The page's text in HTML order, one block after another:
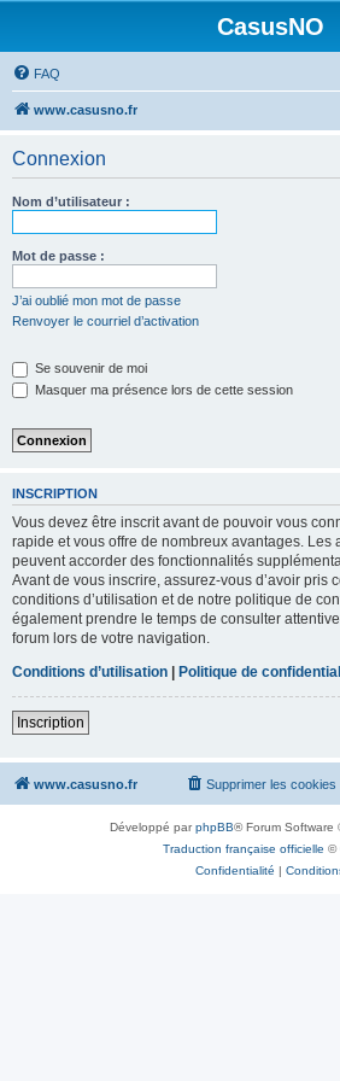
CasusNO
FAQ
www.casusno.fr
Connexion
Nom d’utilisateur :
Mot de passe :
J’ai oublié mon mot de passe
Renvoyer le courriel d’activation
Se souvenir de moi
Masquer ma présence lors de cette session
INSCRIPTION
Vous devez être inscrit avant de pouvoir vous
rapide et vous offre de nombreux avantages. Les
peuvent accorder des fonctionnalités
Avant de vous inscrire, assurez-vous d’avoir pris
conditions d’utilisation et de notre politique de
également prendre le temps de consulter
forum lors de votre navigation.
Conditions d’utilisation | Politique de
Inscription
www.casusno.fr Supprimer les cookies
Développé parphpBB® Forum Software
Traduction française officielle ©
Confidentialité |